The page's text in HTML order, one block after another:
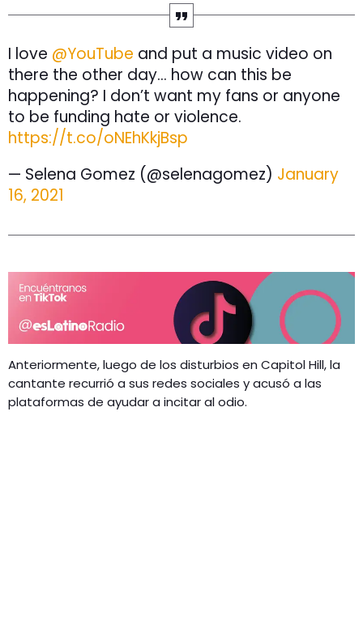
I love @YouTube and put a music video on
there the other day… how can this be
happening? I don’t want my fans or anyone
to be funding hate or violence.
https://t.co/oNEhKkjBsp
— Selena Gomez (@selenagomez) January
16, 2021
Anteriormente, luego de los disturbios en Capitol Hill, la
cantante recurrió a sus redes sociales y acusó a las
plataformas de ayudar a incitar al odio.